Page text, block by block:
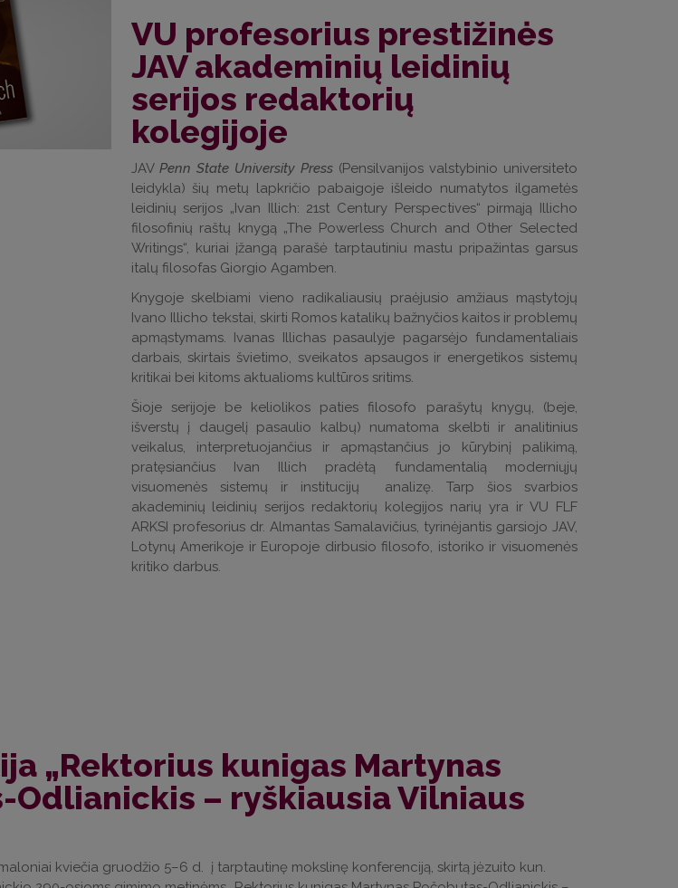
VU profesorius prestižinės
JAV akademinių leidinių
serijos redaktorių
kolegijoje
JAVPenn State University Press (Pensilvanijos valstybinio universiteto
leidykla) šių metų lapkričio pabaigoje išleido numatytos ilgametės
leidinių serijos „Ivan Illich: 21st Century Perspectives“ pirmąją Illicho
filosofinių raštų knygą „The Powerless Church and Other Selected
Writings“, kuriai įžangą parašė tarptautiniu mastu pripažintas garsus
italų filosofas Giorgio Agamben.
Knygoje skelbiami vieno radikaliausių praėjusio amžiaus mąstytojų
Ivano Illicho tekstai, skirti Romos katalikų bažnyčios kaitos ir problemų
apmąstymams. Ivanas Illichas pasaulyje pagarsėjo fundamentaliais
darbais, skirtais švietimo, sveikatos apsaugos ir energetikos sistemų
kritikai bei kitoms aktualioms kultūros sritims.
Šioje serijoje be keliolikos paties filosofo parašytų knygų, (beje,
išverstų į daugelį pasaulio kalbų) numatoma skelbti ir analitinius
veikalus, interpretuojančius ir apmąstančius jo kūrybinį palikimą,
pratęsiančius Ivan Illich pradėtą fundamentalią moderniųjų
visuomenės sistemų ir institucijų analizę. Tarp šios svarbios
akademinių leidinių serijos redaktorių kolegijos narių yra ir VU FLF
ARKSI profesorius dr. Almantas Samalavičius, tyrinėjantis garsiojo JAV,
Lotynų Amerikoje ir Europoje dirbusio filosofo, istoriko ir visuomenės
kritiko darbus.
„Rektorius kunigas Martynas
Odlianickis – ryškiausia Vilniaus
kviečia gruodžio 5–6 d. į tarptautinę mokslinę konferenciją, skirtą jėzuito kun.